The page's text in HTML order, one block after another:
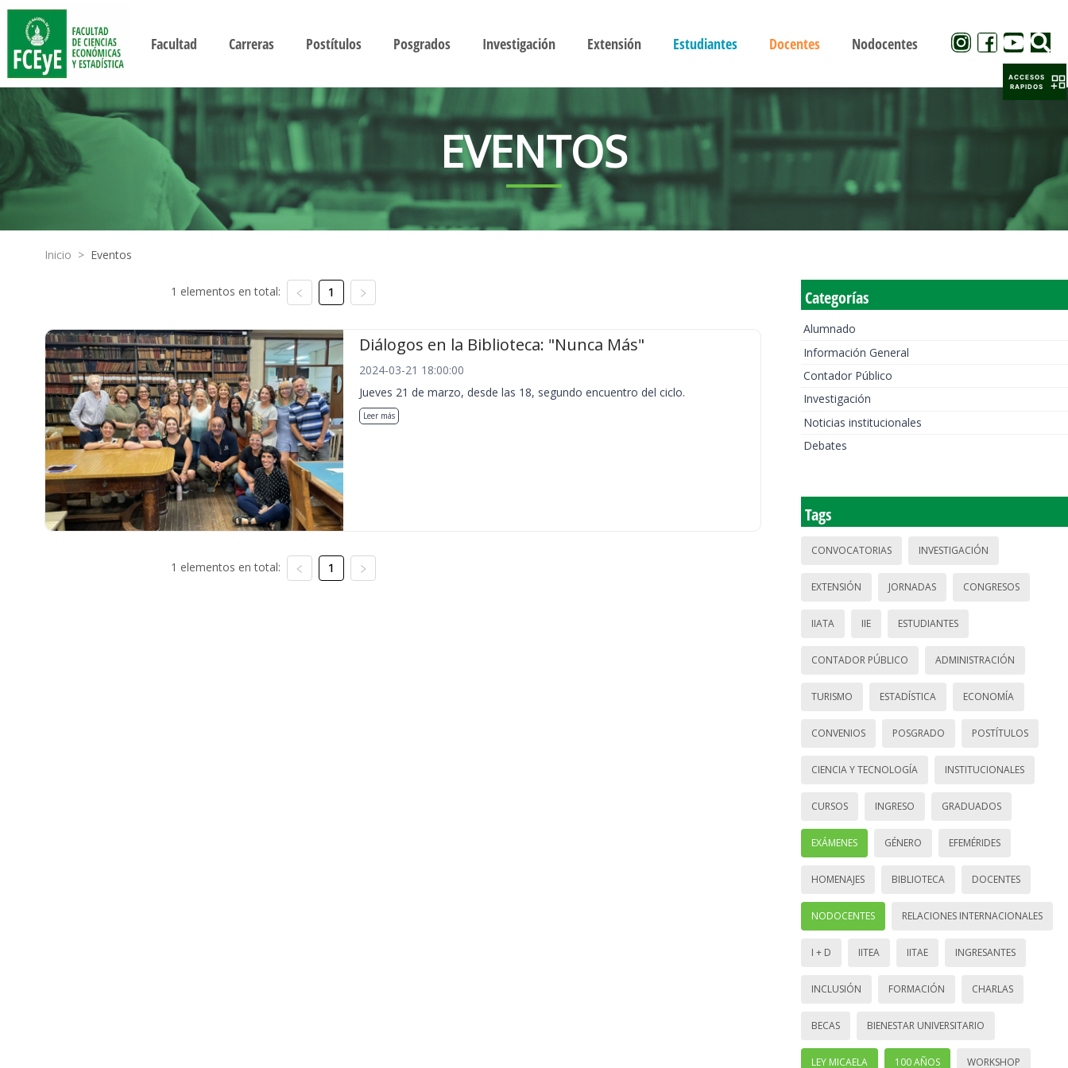
Facultad Carreras Postítulos Posgrados Investigación Extensión Estudiantes Docentes Nodocentes
EVENTOS
Inicio > Eventos
1 elementos en total: 1
Diálogos en la Biblioteca: "Nunca Más"
2024-03-21 18:00:00
Jueves 21 de marzo, desde las 18, segundo encuentro del ciclo.
Leer más
1 elementos en total: 1
Categorías
Alumnado
Información General
Contador Público
Investigación
Noticias institucionales
Debates
Tags
CONVOCATORIAS INVESTIGACIÓN
EXTENSIÓN JORNADAS CONGRESOS
IIATA IIE ESTUDIANTES
CONTADOR PÚBLICO ADMINISTRACIÓN
TURISMO ESTADÍSTICA ECONOMÍA
CONVENIOS POSGRADO POSTÍTULOS
CIENCIA Y TECNOLOGÍA INSTITUCIONALES
CURSOS INGRESO GRADUADOS
EXÁMENES GÉNERO EFEMÉRIDES
HOMENAJES BIBLIOTECA DOCENTES
NODOCENTES RELACIONES INTERNACIONALES
I + D IITEA IITAE INGRESANTES
INCLUSIÓN FORMACIÓN CHARLAS
BECAS BIENESTAR UNIVERSITARIO
LEY MICAELA 100 AÑOS WORKSHOP
ACCESOS
RAPIDOS